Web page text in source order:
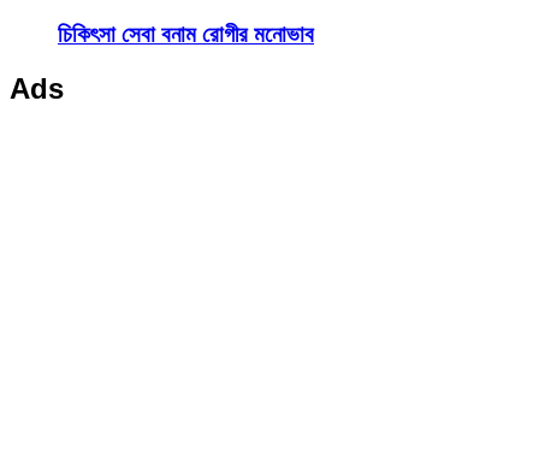
চিকিৎসা সেবা বনাম রোগীর মনোভাব
Ads